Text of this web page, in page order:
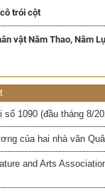
trói cột
vật Năm Thao, Năm
số 1090 (đầu tháng 8/
của hai nhà văn
and Arts